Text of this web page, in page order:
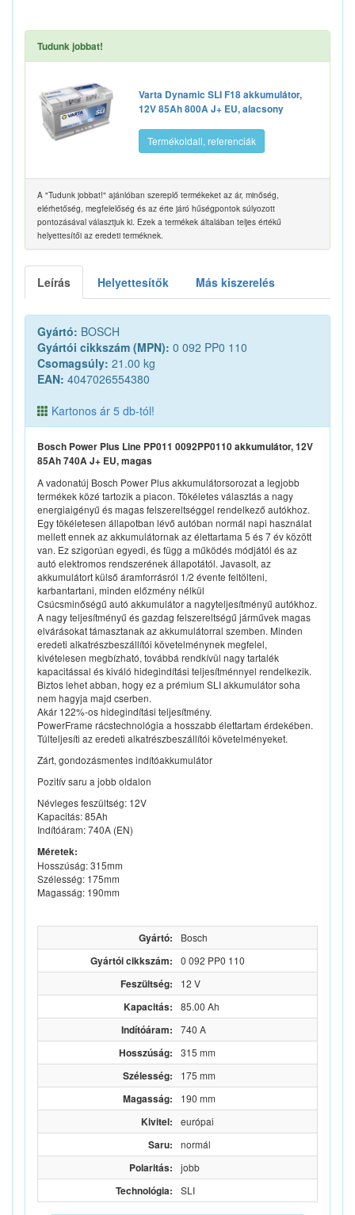
Tudunk jobbat!
Varta Dynamic SLI F18 akkumulátor,
12V 85Ah 800A J+ EU, alacsony
Termékoldall, referenciák
A "Tudunk jobbat!" ajánlóban szereplő termékeket az ár, minőség,
elérhetőség, megfelelőség és az érte járó hűségpontok súlyozott
pontozásával választjuk ki. Ezek a termékek általában teljes értékű
helyettesítői az eredeti terméknek.
Leírás Helyettesítők Más kiszerelés
Gyártó: BOSCH
Gyártói cikkszám (MPN): 0 092 PP0 110
Csomagsúly: 21.00 kg
EAN: 4047026554380
Kartonos ár 5 db-tól!
Bosch Power Plus Line PP011 0092PP0110 akkumulátor, 12V
85Ah 740A J+ EU, magas
A vadonatúj Bosch Power Plus akkumulátorsorozat a legjobb
termékek közé tartozik a piacon. Tökéletes választás a nagy
energiaigényű és magas felszereltséggel rendelkező autókhoz.
Egy tökéletesen állapotban lévő autóban normál napi használat
mellett ennek az akkumulátornak az élettartama 5 és 7 év között
van. Ez szigorúan egyedi, és függ a működés módjától és az
autó elektromos rendszerének állapotától. Javasolt, az
akkumulátort külső áramforrásról 1/2 évente feltölteni,
karbantartani, minden előzmény nélkül
Csúcsminőségű autó akkumulátor a nagyteljesítményű autókhoz.
A nagy teljesítményű és gazdag felszereltségű járművek magas
elvárásokat támasztanak az akkumulátorral szemben. Minden
eredeti alkatrészbeszállítói követelménynek megfelel,
kivételesen megbízható, továbbá rendkívül nagy tartalék
kapacitással és kiváló hidegindítási teljesítménnyel rendelkezik.
Biztos lehet abban, hogy ez a prémium SLI akkumulátor soha
nem hagyja majd cserben.
Akár 122%-os hidegindítási teljesítmény.
PowerFrame rácstechnológia a hosszabb élettartam érdekében.
Túlteljesíti az eredeti alkatrészbeszállítói követelményeket.
Zárt, gondozásmentes indítóakkumulátor
Pozitív saru a jobb oldalon
Névleges feszültség: 12V
Kapacitás: 85Ah
Indítóáram: 740A (EN)
Méretek:
Hosszúság: 315mm
Szélesség: 175mm
Magasság: 190mm
Gyártó: Bosch
Gyártói cikkszám: 0 092 PP0 110
Feszültség: 12 V
Kapacitás: 85.00 Ah
Indítóáram: 740 A
Hosszúság: 315 mm
Szélesség: 175 mm
Magasság: 190 mm
Kivitel: európai
Saru: normál
Polaritás: jobb
Technológia: SLI